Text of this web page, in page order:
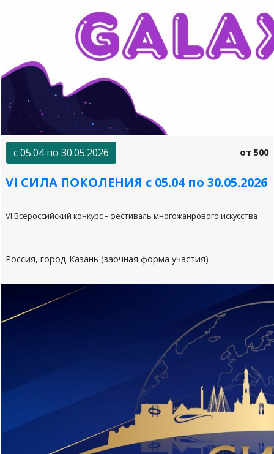
с 05.04 по 30.05.2026 от 500
VI СИЛА ПОКОЛЕНИЯ с 05.04 по 30.05.2026
VI Всероссийский конкурс – фестиваль многожанрового искусства
Россия, город Казань (заочная форма участия)